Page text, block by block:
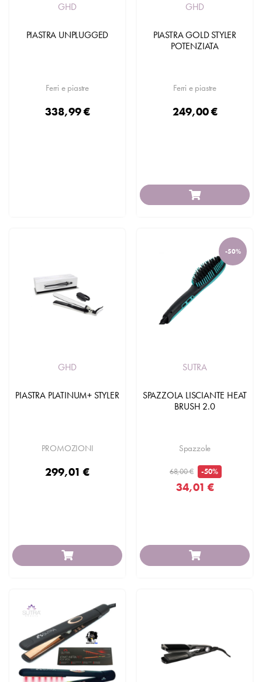
GHD
PIASTRA UNPLUGGED
Ferri e piastre
338,99 €
GHD
PIASTRA GOLD STYLER
POTENZIATA
Ferri e piastre
249,00 €
GHD
PIASTRA PLATINUM+ STYLER
PROMOZIONI
299,01 €
-50%
SUTRA
SPAZZOLA LISCIANTE HEAT
BRUSH 2.0
Spazzole
68,00 € -50%
34,01 €